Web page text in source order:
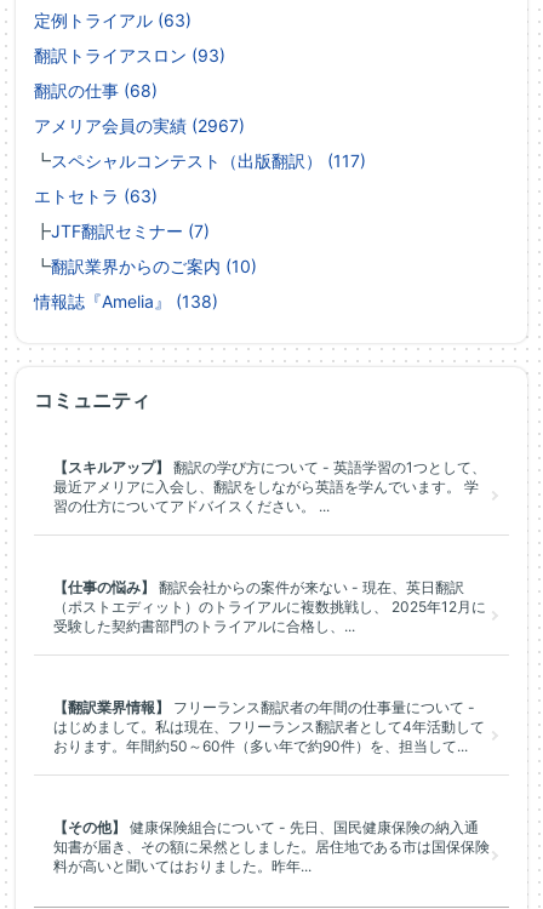
定例トライアル (63)
翻訳トライアスロン (93)
翻訳の仕事 (68)
アメリア会員の実績 (2967)
┗スペシャルコンテスト（出版翻訳） (117)
エトセトラ (63)
┣JTF翻訳セミナー (7)
┗翻訳業界からのご案内 (10)
情報誌『Amelia』 (138)
コミュニティ
【スキルアップ】
翻訳の学び方について - 英語学習の1つとして、
最近アメリアに入会し、翻訳をしながら英語を学んでいます。 学
習の仕方についてアドバイスください。 ...
【仕事の悩み】
翻訳会社からの案件が来ない - 現在、英日翻訳
（ポストエディット）のトライアルに複数挑戦し、 2025年12月に
受験した契約書部門のトライアルに合格し、...
【翻訳業界情報】
フリーランス翻訳者の年間の仕事量について -
はじめまして。私は現在、フリーランス翻訳者として4年活動して
おります。年間約50～60件（多い年で約90件）を、担当して...
【その他】
健康保険組合について - 先日、国民健康保険の納入通
知書が届き、その額に呆然としました。居住地である市は国保保険
料が高いと聞いてはおりました。昨年...